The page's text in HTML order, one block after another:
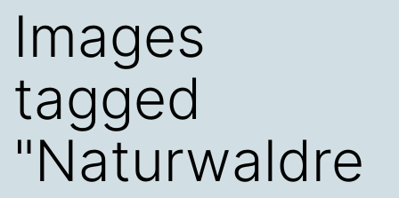
Images
tagged
"Naturwaldre